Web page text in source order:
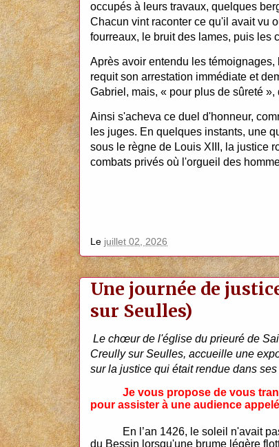
occupés à leurs travaux, quelques
Chacun vint raconter ce qu'il avait vu
fourreaux, le bruit des lames, puis les
Après avoir entendu les témoignages,
requit son arrestation immédiate et
Gabriel, mais, « pour plus de sûreté
Ainsi s'acheva ce duel d'honneur,
les juges. En quelques instants, une
sous le règne de Louis XIII, la justice
combats privés où l'orgueil des
Le juillet 02, 2026
Une journée de
sur Seulles)
Le chœur de l'église du prieuré de
Creully sur Seulles, accueille une
sur la justice qui était rendue dans ses
Je vous propose de vous
pour assister à une audience
En l’an 1426, le soleil n'avait
du Bessin lorsqu'une brume légère